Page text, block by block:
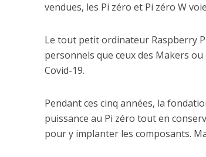
vendues, les Pi zéro et Pi zéro W
Le tout petit ordinateur Raspberry
personnels que ceux des Makers
Covid-19.
Pendant ces cinq années, la
puissance au Pi zéro tout en
pour y implanter les composants.